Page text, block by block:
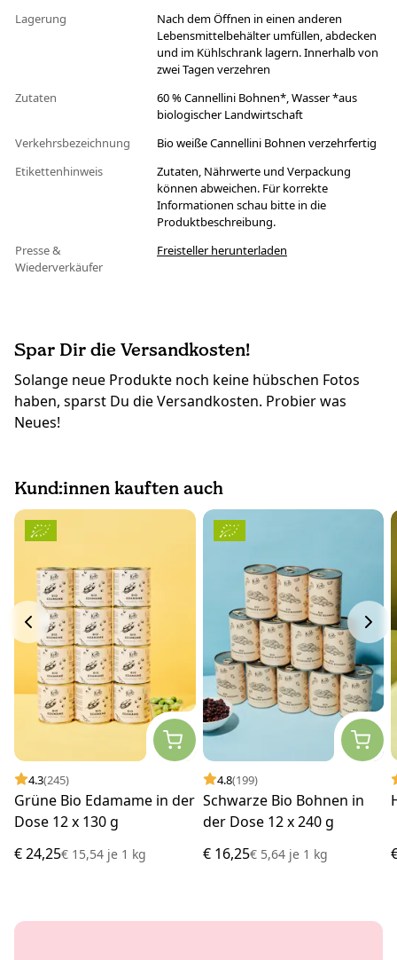
Lagerung
Nach dem Öffnen in einen anderen
Lebensmittelbehälter umfüllen, abdecken
und im Kühlschrank lagern. Innerhalb von
zwei Tagen verzehren
Zutaten
60 % Cannellini Bohnen*, Wasser *aus
biologischer Landwirtschaft
Verkehrsbezeichnung
Bio weiße Cannellini Bohnen verzehrfertig
Etikettenhinweis
Zutaten, Nährwerte und Verpackung
können abweichen. Für korrekte
Informationen schau bitte in die
Produktbeschreibung.
Presse &
Wiederverkäufer
Freisteller herunterladen
Spar Dir die Versandkosten!
Solange neue Produkte noch keine hübschen Fotos
haben, sparst Du die Versandkosten. Probier was
Neues!
Kund:innen kauften auch
4.3(245)
Grüne Bio Edamame in der
Dose 12 x 130 g
€ 24,25€ 15,54 je 1 kg
4.8(199)
Schwarze Bio Bohnen in
der Dose 12 x 240 g
€ 16,25€ 5,64 je1 kg